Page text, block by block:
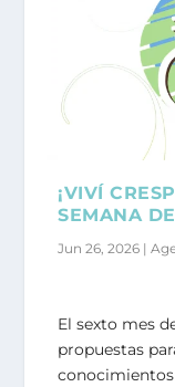
¡VIVÍ
SEMANA
Jun 26, 2026 |
El sexto mes
propuestas